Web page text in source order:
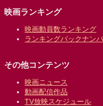
映画ランキング
映画動員数ランキング
ランキングバックナン
その他コンテンツ
映画ニュース
動画配信作品
TV放映スケジュール